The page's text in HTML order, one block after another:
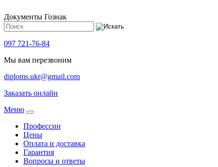
Документы Гознак
097 721-76-84
Мы вам перезвоним
diploms.ukr@gmail.com
Заказать онлайн
Meню
Профессии
Цены
Оплата и доставка
Гарантия
Вопросы и ответы